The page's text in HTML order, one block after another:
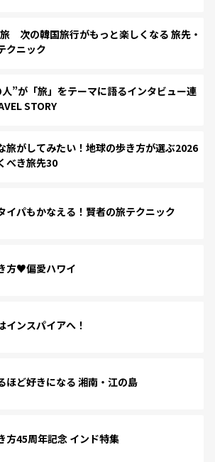
次の韓国旅行がもっと楽しくなる 旅先・
クニック
”が「旅」をテーマに語るインタビュー連
STORY
旅がしてみたい！地球の歩き方が選ぶ2026
べき旅先30
イパもかなえる！賢者の旅テクニック
方♥偏愛ハワイ
インスパイアへ！
ほど好きになる 湘南・江の島
方45周年記念 インド特集